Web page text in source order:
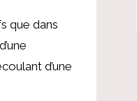
que dans
d’une